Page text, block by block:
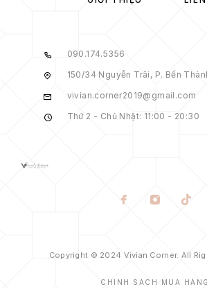
090.174.5356
150/34 Nguyễn Trãi, P. Bến
vivian.corner2019@gmail.com
Thứ 2 - Chủ Nhật: 11:00 - 20:30
Copyright © 2024 Vivian Corner. All
CHÍNH SÁCH MUA HÀNG